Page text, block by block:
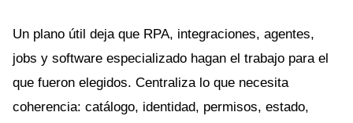
Un plano útil deja que RPA, integraciones, agentes,
jobs y software especializado hagan el trabajo para el
que fueron elegidos. Centraliza lo que necesita
coherencia: catálogo, identidad, permisos, estado,